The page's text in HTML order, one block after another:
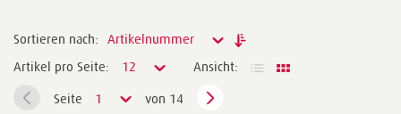
Sortieren nach:
Artikelnummer
Artikel pro Seite:
12 Ansicht:
Seite 1 von 14